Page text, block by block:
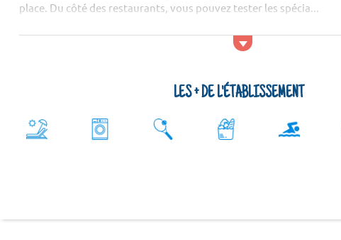
place. Du côté des restaurants, vous pouvez tester les spécia...
LES + DE L'ÉTABLISSEMENT